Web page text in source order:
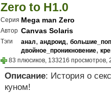
Zero to H1.0
Серия Mega man Zero
Автор Canvas Solaris
Тэги анал, андроид,
двойное_проникновение,
83 плюсиков, 133216 просмотров,
Описание: История о
куном!